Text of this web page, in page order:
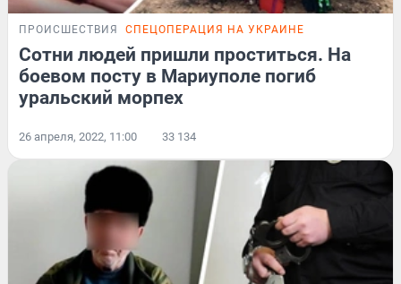
ПРОИСШЕСТВИЯ СПЕЦОПЕРАЦИЯ НА УКРАИНЕ
Сотни людей пришли проститься. На
боевом посту в Мариуполе погиб
уральский морпех
26 апреля, 2022, 11:00 33 134